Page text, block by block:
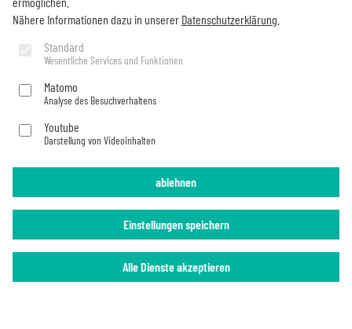
Sie möchten rund um Becker immer auf dem Laufenden bleiben?
Jetzt abonnieren
Impressum Datenschutz
Nähere Informationen dazu in unserer Datenschutzerklärung
Standard
Wesentliche Services und Funktionen
Matomo
Analyse des Besuchverhaltens
Youtube
Darstellung von Videoinhalten
Alle Dienste akzeptieren
Einstellungen speichern
ablehnen